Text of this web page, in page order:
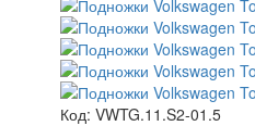
Код: VWTG.11.S2-01.5